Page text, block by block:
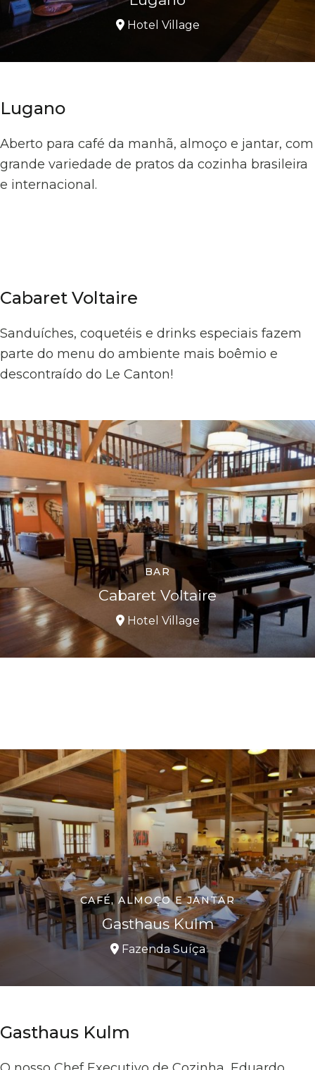
Hotel Village
Lugano
Aberto para café da manhã, almoço e jantar, com
grande variedade de pratos da cozinha brasileira
e internacional.
Cabaret Voltaire
Sanduíches, coquetéis e drinks especiais fazem
parte do menu do ambiente mais boêmio e
descontraído do Le Canton!
BAR
Cabaret Voltaire
Hotel Village
CAFÉ, ALMOÇO E JANTAR
Gasthaus Kulm
Fazenda Suíça
Gasthaus Kulm